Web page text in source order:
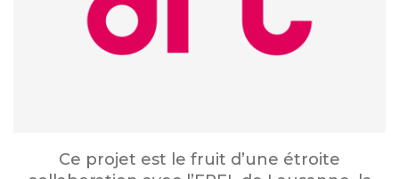
Ce projet est le fruit d’une étroite